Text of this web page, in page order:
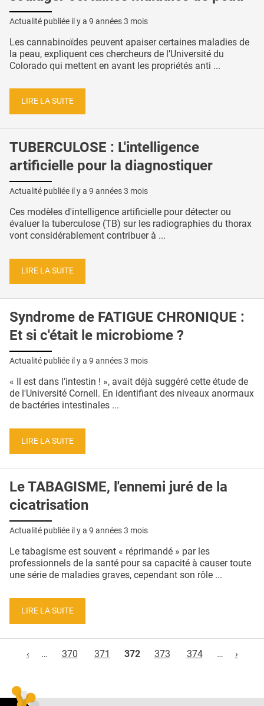
Actualité publiée il y a 9 années 3 mois
Les cannabinoïdes peuvent apaiser certaines maladies de
la peau, expliquent ces chercheurs de l’Université du
Colorado qui mettent en avant les propriétés anti ...
LIRE LA SUITE
TUBERCULOSE : L'intelligence
artificielle pour la diagnostiquer
Actualité publiée il y a 9 années 3 mois
Ces modèles d'intelligence artificielle pour détecter ou
évaluer la tuberculose (TB) sur les radiographies du thorax
vont considérablement contribuer à ...
LIRE LA SUITE
Syndrome de FATIGUE CHRONIQUE :
Et si c'était le microbiome ?
Actualité publiée il y a 9 années 3 mois
« Il est dans l’intestin ! », avait déjà suggéré cette étude de
de l'Université Cornell. En identifiant des niveaux anormaux
de bactéries intestinales ...
LIRE LA SUITE
Le TABAGISME, l'ennemi juré de la
cicatrisation
Actualité publiée il y a 9 années 3 mois
Le tabagisme est souvent « réprimandé » par les
professionnels de la santé pour sa capacité à causer toute
une série de maladies graves, cependant son rôle ...
LIRE LA SUITE
‹
… 370 371 372 373 374 … ›